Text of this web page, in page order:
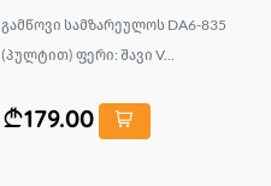
გამწოვი სამზარეულოს DA6-835
(პულტით) ფერი: შავი V...
179.00